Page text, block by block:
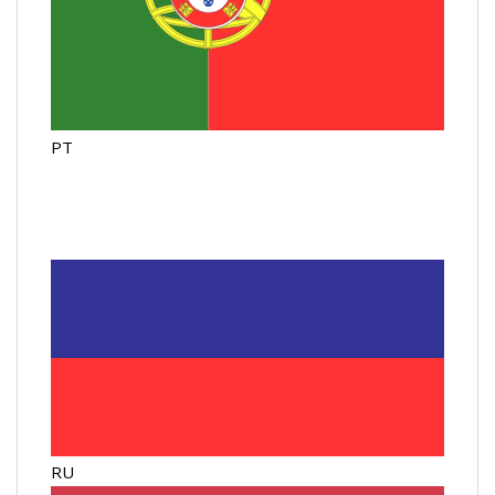
PT
RU